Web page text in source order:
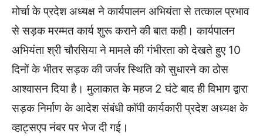
मोर्चा के प्रदेश अध्यक्ष ने कार्यपालन अभियंता से तत्काल प्रभाव
से सड़क मरम्मत कार्य शुरू कराने की बात कही। कार्यपालन
अभियंता श्री चौरसिया ने मामले की गंभीरता को देखते हुए 10
दिनों के भीतर सड़क की जर्जर स्थिति को सुधारने का ठोस
आश्वासन दिया है। मुलाकात के महज 2 घंटे बाद ही विभाग द्वारा
सड़क निर्माण के आदेश संबंधी कॉपी कार्यकारी प्रदेश अध्यक्ष के
व्हाट्सएप नंबर पर भेज दी गई।